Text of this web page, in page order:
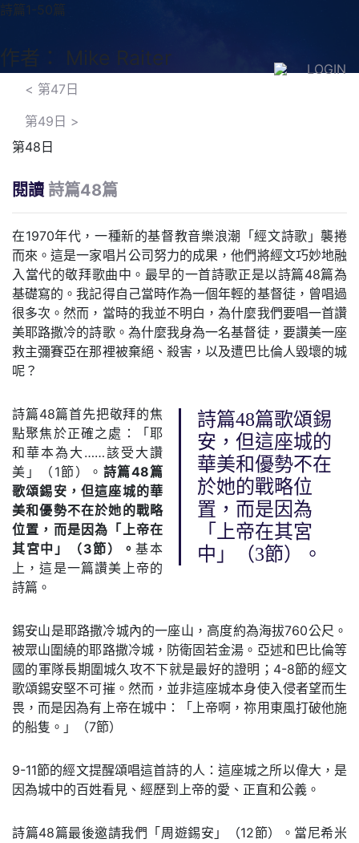
LOGIN
詩篇1-50篇
作者： Mike Raiter
< 第47日
第49日 >
第48日
閱讀 詩篇48篇
在1970年代，一種新的基督教音樂浪潮「經文詩歌」襲捲
而來。這是一家唱片公司努力的成果，他們將經文巧妙地融
入當代的敬拜歌曲中。最早的一首詩歌正是以詩篇48篇為
基礎寫的。我記得自己當時作為一個年輕的基督徒，曾唱過
很多次。然而，當時的我並不明白，為什麼我們要唱一首讚
美耶路撒冷的詩歌。為什麼我身為一名基督徒，要讚美一座
救主彌賽亞在那裡被棄絕、殺害，以及遭巴比倫人毀壞的城
呢？
詩篇48篇歌頌錫
安，但這座城的
華美和優勢不在
於她的戰略位
置，而是因為
「上帝在其宮
中」（3節）。
詩篇48篇首先把敬拜的焦
點聚焦於正確之處：「耶
和華本為大……該受大讚
美」（1節）。 詩篇48篇
歌頌錫安，但這座城的華
美和優勢不在於她的戰略
位置，而是因為「上帝在
其宮中」（3節）。基本
上，這是一篇讚美上帝的
詩篇。
錫安山是耶路撒冷城內的一座山，高度約為海拔760公尺。
被眾山圍繞的耶路撒冷城，防衛固若金湯。亞述和巴比倫等
國的軍隊長期圍城久攻不下就是最好的證明；4-8節的經文
歌頌錫安堅不可摧。然而，並非這座城本身使入侵者望而生
畏，而是因為有上帝在城中：「上帝啊，祢用東風打破他施
的船隻。」（7節）
9-11節的經文提醒頌唱這首詩的人：這座城之所以偉大，是
因為城中的百姓看見、經歷到上帝的愛、正直和公義。
詩篇48篇最後邀請我們「周遊錫安」（12節）。當尼希米